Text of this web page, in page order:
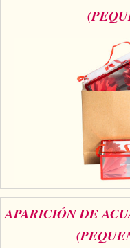
APARICIÓN DE